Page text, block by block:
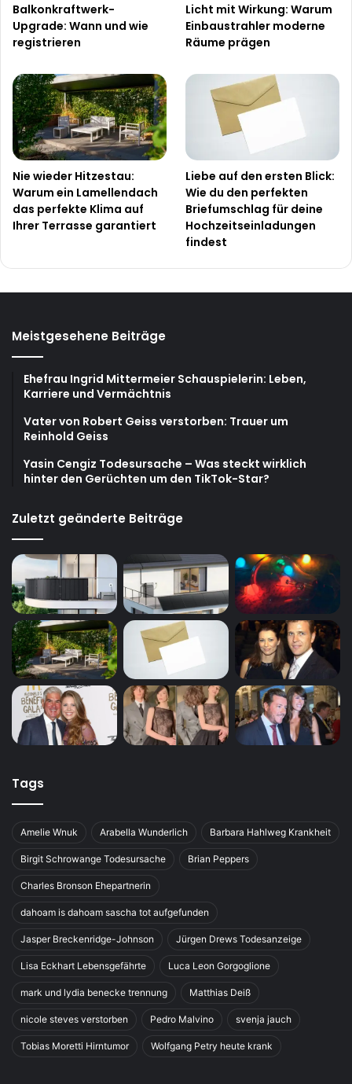
Balkonkraftwerk-
Upgrade: Wann und wie
registrieren
Licht mit Wirkung: Warum
Einbaustrahler moderne
Räume prägen
Nie wieder Hitzestau:
Warum ein Lamellendach
das perfekte Klima auf
Ihrer Terrasse garantiert
Liebe auf den ersten Blick:
Wie du den perfekten
Briefumschlag für deine
Hochzeitseinladungen
findest
Meistgesehene Beiträge
Ehefrau Ingrid Mittermeier Schauspielerin: Leben,
Karriere und Vermächtnis
Vater von Robert Geiss verstorben: Trauer um
Reinhold Geiss
Yasin Cengiz Todesursache – Was steckt wirklich
hinter den Gerüchten um den TikTok-Star?
Zuletzt geänderte Beiträge
Tags
Amelie Wnuk Arabella Wunderlich Barbara Hahlweg Krankheit
Birgit Schrowange Todesursache Brian Peppers
Charles Bronson Ehepartnerin
dahoam is dahoam sascha tot aufgefunden
Jasper Breckenridge-Johnson Jürgen Drews Todesanzeige
Lisa Eckhart Lebensgefährte Luca Leon Gorgoglione
mark und lydia benecke trennung Matthias Deiß
nicole steves verstorben Pedro Malvino svenja jauch
Tobias Moretti Hirntumor Wolfgang Petry heute krank